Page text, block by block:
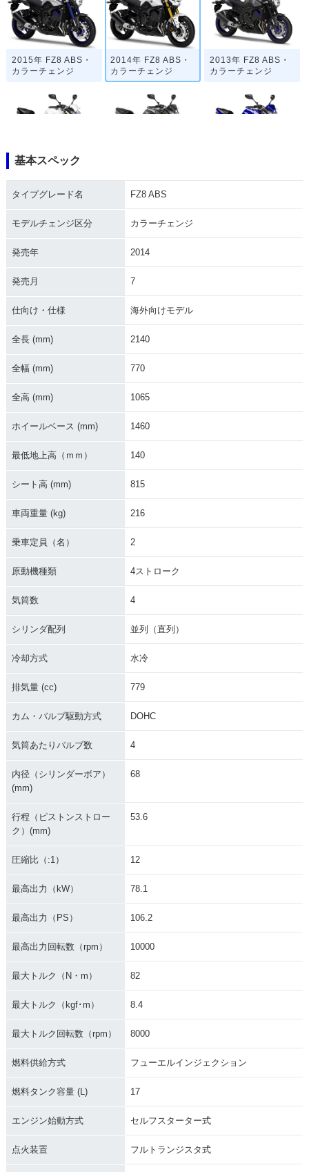
2015年 FZ8 ABS・
カラーチェンジ
2014年 FZ8 ABS・
カラーチェンジ
2013年 FZ8 ABS・
カラーチェンジ
基本スペック
タイプグレード名 FZ8 ABS
モデルチェンジ区分 カラーチェンジ
発売年 2014
発売月 7
仕向け・仕様 海外向けモデル
全長 (mm) 2140
全幅 (mm) 770
全高 (mm) 1065
ホイールベース (mm) 1460
最低地上高（ｍｍ） 140
シート高 (mm) 815
車両重量 (kg) 216
乗車定員（名） 2
原動機種類 4ストローク
気筒数 4
シリンダ配列 並列（直列）
冷却方式 水冷
排気量 (cc) 779
カム・バルブ駆動方式 DOHC
気筒あたりバルブ数 4
内径（シリンダーボア）
(mm)
68
行程（ピストンストロー
ク）(mm)
53.6
圧縮比（:1） 12
最高出力（kW） 78.1
最高出力（PS） 106.2
最高出力回転数（rpm） 10000
最大トルク（N・m） 82
最大トルク（kgf･m） 8.4
最大トルク回転数（rpm） 8000
燃料供給方式 フューエルインジェクション
燃料タンク容量 (L) 17
エンジン始動方式 セルフスターター式
点火装置 フルトランジスタ式